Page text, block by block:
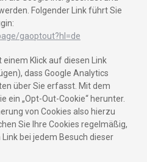
Folgender Link führt Sie
gaoptout?hl=de
Klick auf diesen Link
dass Google Analytics
über Sie erfasst. Mit dem
ein „Opt-Out-Cookie“ herunter.
von Cookies also hierzu
Sie Ihre Cookies regelmäßig,
bei jedem Besuch dieser